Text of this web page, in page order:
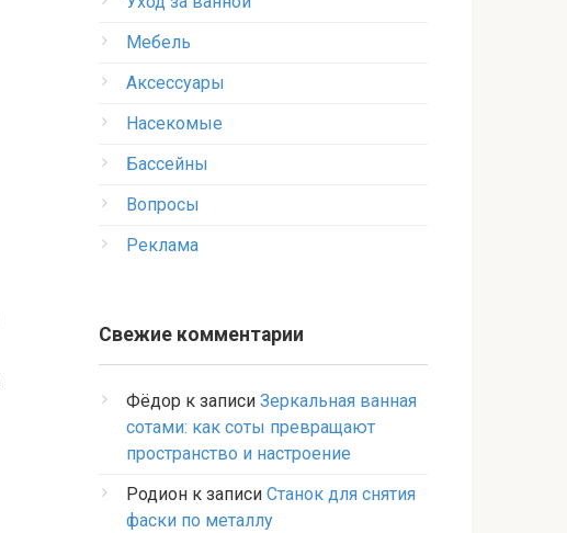
Мебель
Аксессуары
Насекомые
Бассейны
Вопросы
Реклама
Свежие комментарии
Фёдор к записи Зеркальная ванная
сотами: как соты превращают
пространство и настроение
Родион к записи Станок для снятия
фаски по металлу